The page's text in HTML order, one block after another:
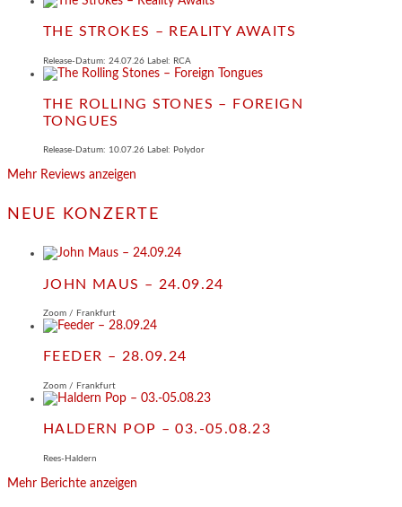
THE STROKES – REALITY AWAITS
Release-Datum: 24.07.26 Label: RCA
THE ROLLING STONES – FOREIGN
TONGUES
Release-Datum: 10.07.26 Label: Polydor
Mehr Reviews anzeigen
NEUE KONZERTE
JOHN MAUS – 24.09.24
Zoom / Frankfurt
FEEDER – 28.09.24
Zoom / Frankfurt
HALDERN POP – 03.-05.08.23
Rees-Haldern
Mehr Berichte anzeigen